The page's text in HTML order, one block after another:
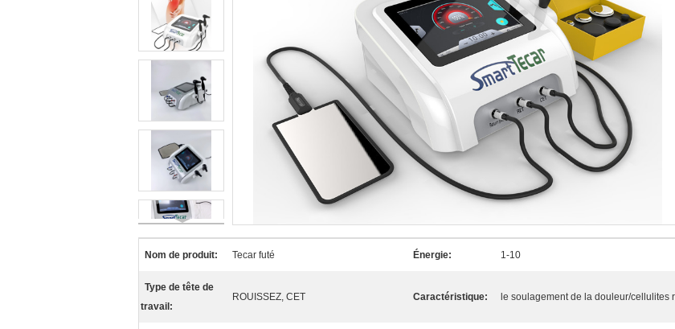
Nom de produit: Tecar futé Énergie: 1-10
Type de tête de
travail:
ROUISSEZ, CET Caractéristique: le soulagement de la douleur/cellulites